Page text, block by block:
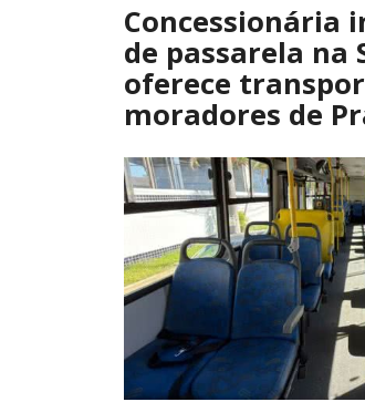
Concessionária
de passarela na
oferece
moradores de